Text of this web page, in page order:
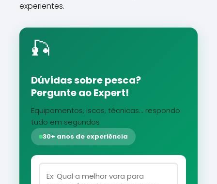
experientes.
🎣
Dúvidas sobre pesca?
Pergunte ao Expert!
Equipamentos, iscas, técnicas... respondo
tudo em segundos
30+ anos de experiência